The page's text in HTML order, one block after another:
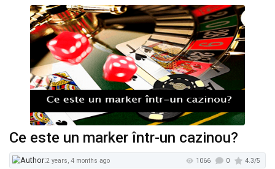
Ce este un marker într-un cazinou?